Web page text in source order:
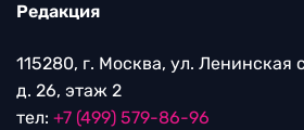
Редакция
115280, г. Москва, ул. Ленинская
д. 26, этаж 2
тел: +7 (499) 579-86-96